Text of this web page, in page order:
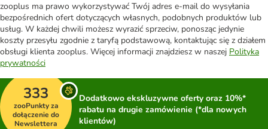
zooplus ma prawo wykorzystywać Twój adres e-mail do wysyłania
bezpośrednich ofert dotyczących własnych, podobnych produktów lub
usług. W każdej chwili możesz wyrazić sprzeciw, ponosząc jedynie
koszty przesyłu zgodnie z taryfą podstawową, kontaktując się z działem
obsługi klienta zooplus. Więcej informacji znajdziesz w naszej Polityka
prywatności
333
zooPunkty za
dołączenie do
Newslettera
Dodatkowo ekskluzywne oferty oraz 10%*
rabatu na drugie zamówienie (*dla nowych
klientów)